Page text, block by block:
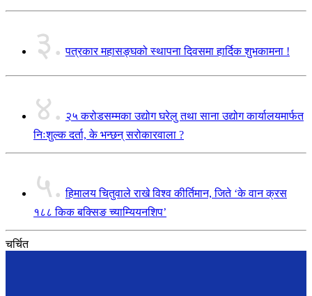
३. पत्रकार महासङ्घको स्थापना दिवसमा हार्दिक शुभकामना !
४. २५ करोडसम्मका उद्योग घरेलु तथा साना उद्योग कार्यालयमार्फत
निःशुल्क दर्ता, के भन्छन् सरोकारवाला ?
५. हिमालय चितुवाले राखे विश्व कीर्तिमान, जिते ‘के वान क्रस
१८८ किक बक्सिङ च्याम्यियनशिप’
चर्चित